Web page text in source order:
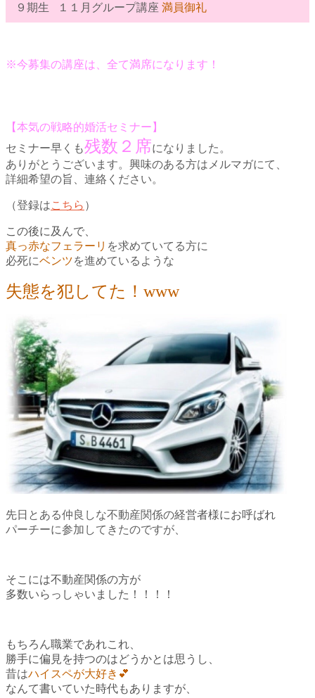
９期生 １１月グループ講座 満員御礼
※今募集の講座は、全て満席になります！
【本気の戦略的婚活セミナー】
セミナー早くも残数２席になりました。
ありがとうございます。 興味のある方はメルマガにて、
詳細希望の旨、連絡ください。
（登録はこちら ）
この後に及んで、
真っ赤なフェラーリ を求めていてる方に
必死にベンツを進めているような
失態を犯してた！www
先日とある仲良しな不動産関係の経営者様にお呼ばれ
パーチーに参加してきたのですが、
そこには不動産関係の方が
多数いらっしゃいました！！！！
もちろん職業であれこれ、
勝手に偏見を持つのはどうかとは思うし、
昔はハイスペが大好き💕
なんて書いていた時代もありますが、